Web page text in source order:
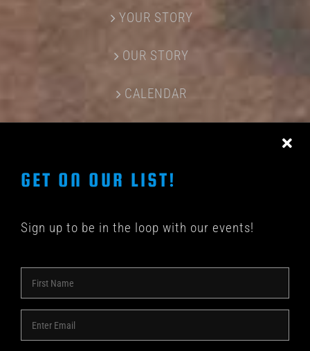
YOUR STORY
OUR STORY
CALENDAR
© COPYRIGHT 2018 -2026 | SHAKEDOWN BAR | ALL
RIGHTS RESERVED | POWERED BY
GET ON OUR LIST!
Sign up to be in the loop with our events!